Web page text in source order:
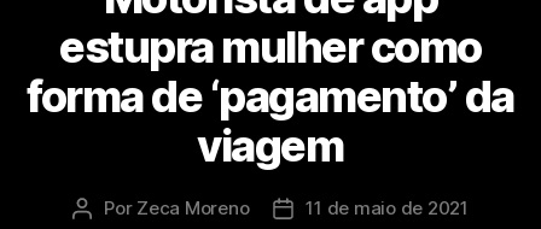
estupra mulher como
forma de ‘pagamento’ da
viagem
Por Zeca Moreno 11 de maio de 2021